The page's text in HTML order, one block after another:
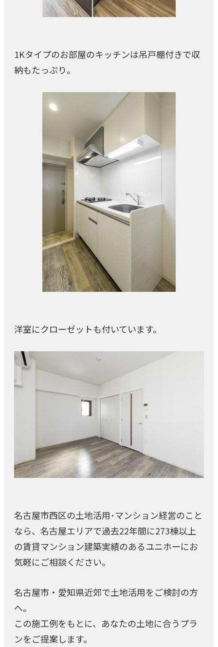
1Kタイプのお部屋のキッチンは吊戸棚付きで収
納もたっぷり。
洋室にクローゼットも付いています。
名古屋市西区の土地活用･マンション経営のこと
なら、名古屋エリアで過去22年間に273棟以上
の賃貸マンション建築実績のあるユニホーにお
気軽にご相談ください。
名古屋市・愛知県近郊で土地活用をご検討の方
へ。
この施工例をもとに、あなたの土地に合うプラ
ンをご提案します。